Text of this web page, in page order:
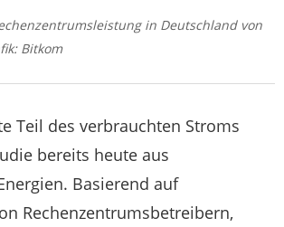
in Deutschland von
Bitkom
Teil des verbrauchten Stroms
bereits heute aus
Basierend auf
Rechenzentrumsbetreibern,